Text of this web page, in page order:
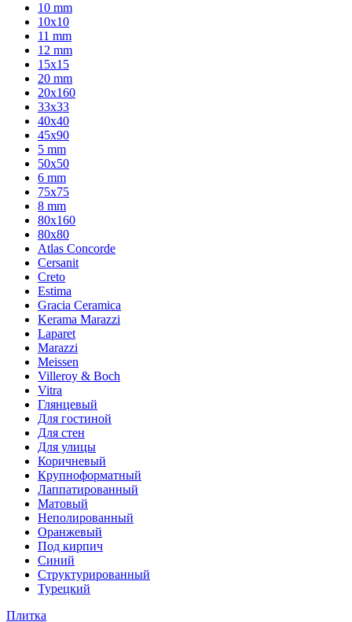
10 mm
10x10
11 mm
12 mm
15x15
20 mm
20х160
33x33
40х40
45x90
5 mm
50x50
6 mm
75х75
8 mm
80x160
80x80
Atlas Concorde
Cersanit
Creto
Estima
Gracia Ceramica
Kerama Marazzi
Laparet
Marazzi
Meissen
Villeroy & Boch
Vitra
Глянцевый
Для гостиной
Для стен
Для улицы
Коричневый
Крупноформатный
Лаппатированный
Матовый
Неполированный
Оранжевый
Под кирпич
Синий
Структурированный
Турецкий
Плитка